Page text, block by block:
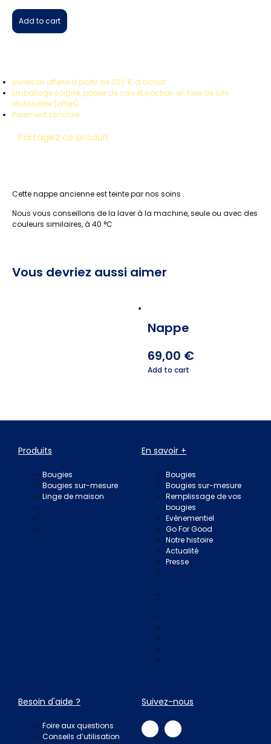
Cette nappe ancienne est teinte par nos soins .
Nous vous conseillons de la laver à la machine, seule ou avec des
couleurs similaires, à 40 °C
Add to cart
Livraison offerte à partir de 200 € d’achat
Emballage soigné, papier de soie et pochon en toile de jute
réutilisable (offert)
Paiement sécurisé
Partagez ce produit
Vous devriez aussi aimer
Nappe
69,00 €
Add to cart
Produits
Bougies
Bougies sur-mesure
Linge de maison
En savoir +
Bougies
Bougies sur-mesure
Remplissage de vos
bougies
Evènementiel
Go For Good
Notre histoire
Actualité
Presse
Besoin d'aide ?
Foire aux questions
Conseils d’utilisation
Suivez-nous